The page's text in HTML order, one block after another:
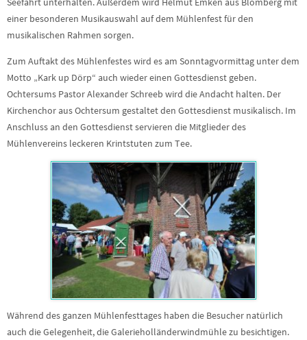
Seefahrt unterhalten. Außerdem wird Helmut Emken aus Blomberg mit
einer besonderen Musikauswahl auf dem Mühlenfest für den
musikalischen Rahmen sorgen.
Zum Auftakt des Mühlenfestes wird es am Sonntagvormittag unter dem
Motto „Kark up Dörp“ auch wieder einen Gottesdienst geben.
Ochtersums Pastor Alexander Schreeb wird die Andacht halten. Der
Kirchenchor aus Ochtersum gestaltet den Gottesdienst musikalisch. Im
Anschluss an den Gottesdienst servieren die Mitglieder des
Mühlenvereins leckeren Krintstuten zum Tee.
Während des ganzen Mühlenfesttages haben die Besucher natürlich
auch die Gelegenheit, die Galerieholländerwindmühle zu besichtigen.